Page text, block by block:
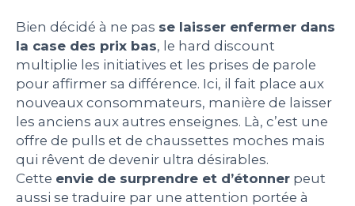
WORK
PEOPLE
LE BILLET DU LUNDI
CONTACT
Bien décidé à ne pas se laisser enfermer dans
la case des prix bas, le hard discount
multiplie les initiatives et les prises de parole
pour affirmer sa différence. Ici, il fait place aux
nouveaux consommateurs, manière de laisser
les anciens aux autres enseignes. Là, c’est une
offre de pulls et de chaussettes moches mais
qui rêvent de devenir ultra désirables.
Cette envie de surprendre et d’étonner peut
aussi se traduire par une attention portée à